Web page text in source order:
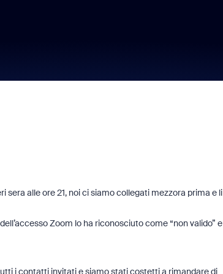
alle ore 21, noi ci siamo collegati mezzora prima e li
Zoom lo ha riconosciuto come “non valido” e
i contatti invitati e siamo stati costetti a rimandare di